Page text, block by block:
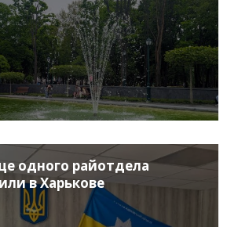
одного райотдела
в Харькове